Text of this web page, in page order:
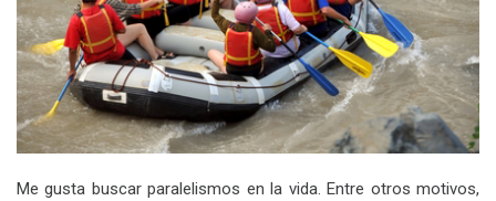
Me gusta buscar paralelismos en la vida. Entre otros motivos,